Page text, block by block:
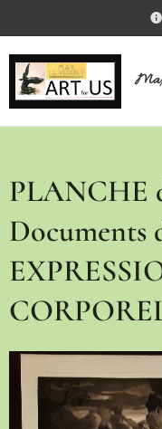
PLANCHE
Documents